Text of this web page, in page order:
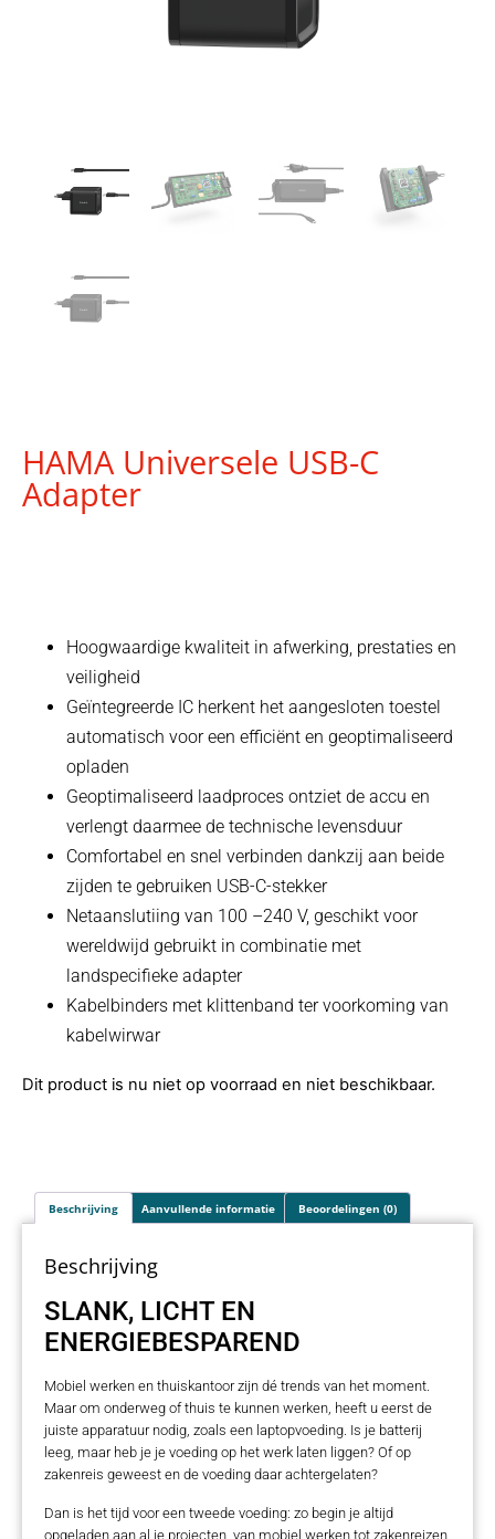
HAMA Universele USB-C
Adapter
Hoogwaardige kwaliteit in afwerking, prestaties en
veiligheid
Geïntegreerde IC herkent het aangesloten toestel
automatisch voor een efficiënt en geoptimaliseerd
opladen
Geoptimaliseerd laadproces ontziet de accu en
verlengt daarmee de technische levensduur
Comfortabel en snel verbinden dankzij aan beide
zijden te gebruiken USB-C-stekker
Netaanslutiing van 100 –240 V, geschikt voor
wereldwijd gebruikt in combinatie met
landspecifieke adapter
Kabelbinders met klittenband ter voorkoming van
kabelwirwar
Dit product is nu niet op voorraad en niet beschikbaar.
Beschrijving Aanvullende informatie Beoordelingen (0)
Beschrijving
SLANK, LICHT EN
ENERGIEBESPAREND
Mobiel werken en thuiskantoor zijn dé trends van het moment.
Maar om onderweg of thuis te kunnen werken, heeft u eerst de
juiste apparatuur nodig, zoals een laptopvoeding. Is je batterij
leeg, maar heb je je voeding op het werk laten liggen? Of op
zakenreis geweest en de voeding daar achtergelaten?
Dan is het tijd voor een tweede voeding: zo begin je altijd
opgeladen aan al je projecten, van mobiel werken tot zakenreizen